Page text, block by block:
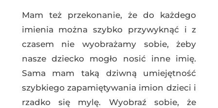
Mam też przekonanie, że do każdego
imienia można szybko przywyknąć i z
czasem nie wyobrażamy sobie, żeby
nasze dziecko mogło nosić inne imię.
Sama mam taką dziwną umiejętność
szybkiego zapamiętywania imion dzieci i
rzadko się mylę. Wyobraź sobie, że